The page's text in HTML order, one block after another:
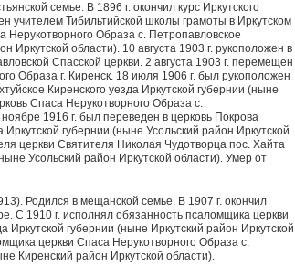
семье. В 1896 г. окончил курс Иркутского
учителем Тибильтийской школы грамоты в Иркутском
Образа с. Петропавловское
Иркутской области). 10 августа 1903 г. рукоположен в
Спасской церкви. 2 августа 1903 г. перемещен
Образа г. Киренск. 18 июля 1906 г. был рукоположен
Киренского уезда Иркутской губернии (ныне
Спаса Нерукотворного Образа с.
1916 г. был переведен в церковь Покрова
губернии (ныне Усольский район Иркутской
церкви Святителя Николая Чудотворца пос. Хайта
Усольский район Иркутской области). Умер от
Родился в мещанской семье. В 1907 г. окончил
С 1910 г. исполнял обязанность псаломщика церкви
губернии (ныне Иркутский район Иркутской
церкви Спаса Нерукотворного Образа с.
Киренский район Иркутской области).